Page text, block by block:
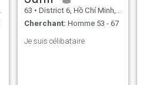
63 • District 6, Hồ Chí Minh, Vietnam
Cherchant: Homme 53 - 67
Je suis célibataire